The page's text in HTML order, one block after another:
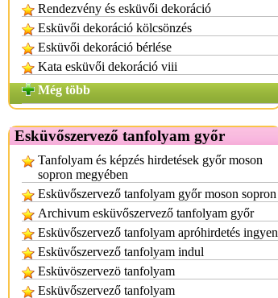
Rendezvény és esküvői dekoráció
Esküvői dekoráció kölcsönzés
Esküvői dekoráció bérlése
Kata esküvői dekoráció viii
Még több
Esküvőszervező tanfolyam győr
Tanfolyam és képzés hirdetések győr moson
sopron megyében
Esküvőszervező tanfolyam győr moson sopron
Archivum esküvőszervező tanfolyam győr
Esküvőszervező tanfolyam apróhirdetés ingyen
Esküvőszervező tanfolyam indul
Esküvöszervezö tanfolyam
Esküvőszervező tanfolyam